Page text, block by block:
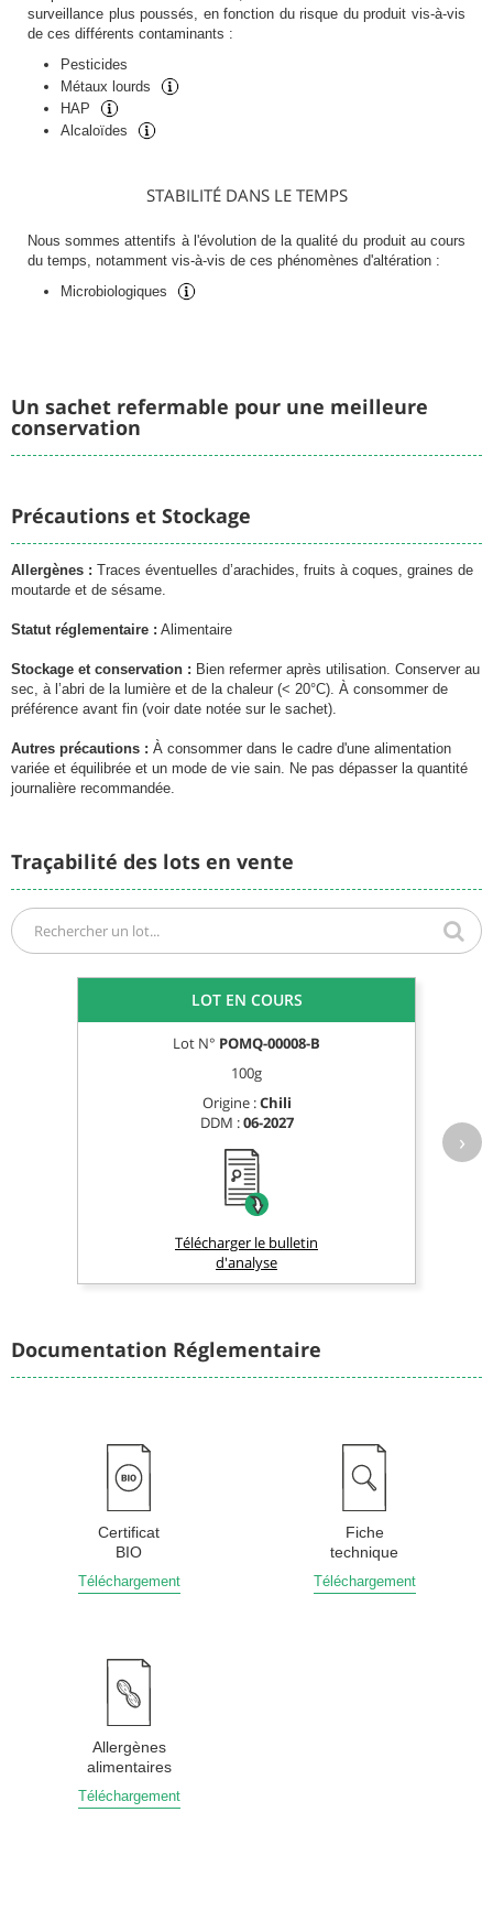
surveillance plus poussés, en fonction du risque du produit vis-à-vis
de ces différents contaminants :
Pesticides
Métaux lourds
HAP
Alcaloïdes
STABILITÉ DANS LE TEMPS
Nous sommes attentifs à l'évolution de la qualité du produit au cours
du temps, notamment vis-à-vis de ces phénomènes d'altération :
Microbiologiques
Un sachet refermable pour une meilleure
conservation
Précautions et Stockage
Allergènes : Traces éventuelles d’arachides, fruits à coques, graines de
moutarde et de sésame.
Statut réglementaire : Alimentaire
Stockage et conservation : Bien refermer après utilisation. Conserver au
sec, à l’abri de la lumière et de la chaleur (< 20°C). À consommer de
préférence avant fin (voir date notée sur le sachet).
Autres précautions : À consommer dans le cadre d'une alimentation
variée et équilibrée et un mode de vie sain. Ne pas dépasser la quantité
journalière recommandée.
Traçabilité des lots en vente
LOT EN COURS
Lot N° POMQ-00008-B
100g
Origine :Chili
DDM :06-2027
Télécharger le bulletin
d'analyse
›
Documentation Réglementaire
Certificat
BIO
Téléchargement
Fiche
technique
Téléchargement
Allergènes
alimentaires
Téléchargement